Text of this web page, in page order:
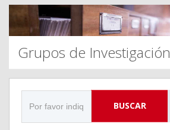
Grupos de Investigación
BUSCAR